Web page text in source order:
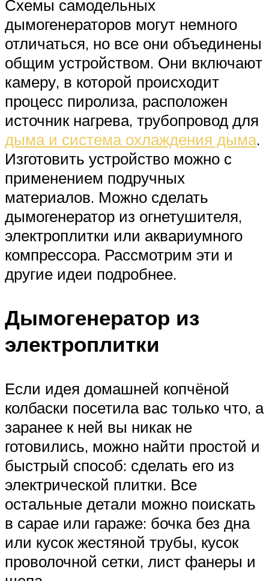
Схемы самодельных
дымогенераторов могут немного
отличаться, но все они объединены
общим устройством. Они включают
камеру, в которой происходит
процесс пиролиза, расположен
источник нагрева, трубопровод для
дыма и система охлаждения дыма.
Изготовить устройство можно с
применением подручных
материалов. Можно сделать
дымогенератор из огнетушителя,
электроплитки или аквариумного
компрессора. Рассмотрим эти и
другие идеи подробнее.
Дымогенератор из
электроплитки
Если идея домашней копчёной
колбаски посетила вас только что, а
заранее к ней вы никак не
готовились, можно найти простой и
быстрый способ: сделать его из
электрической плитки. Все
остальные детали можно поискать
в сарае или гараже: бочка без дна
или кусок жестяной трубы, кусок
проволочной сетки, лист фанеры и